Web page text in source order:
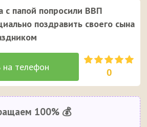
с папой попросили ВВП
поздравить своего сына
0
100% 💰